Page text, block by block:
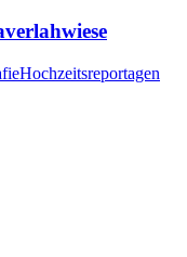
Hochzeitsreportagen